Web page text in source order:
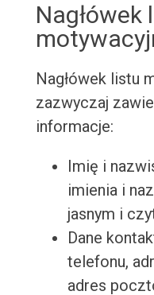
Nagłówek
Nagłówek listu
zazwyczaj
informacje:
Imię i
imienia i
jasnym i
Dane
telefonu,
adres